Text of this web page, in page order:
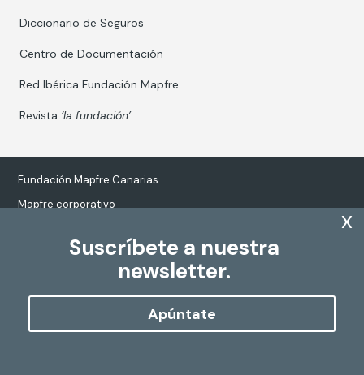
Suscríbete a nuestra
newsletter.
Apúntate
x
Diccionario de Seguros
Centro de Documentación
Red Ibérica Fundación Mapfre
Revista ‘la fundación’
Fundación Mapfre Canarias
Mapfre corporativo
Tratamiento de datos personales
Política de Cookies